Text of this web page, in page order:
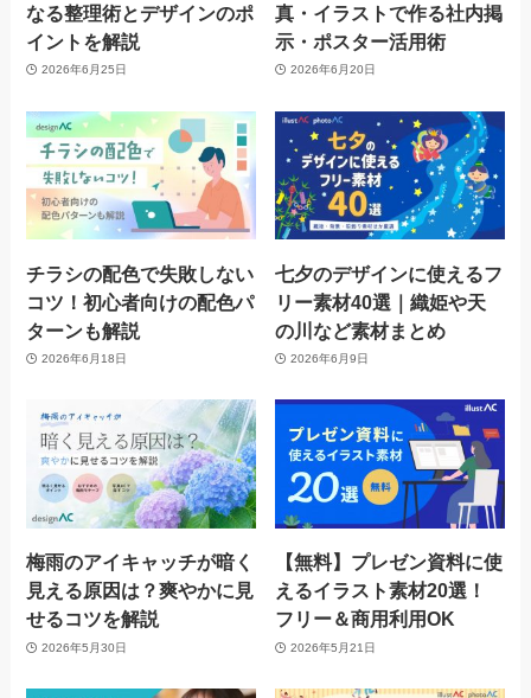
なる整理術とデザインのポ
イントを解説
2026年6月25日
真・イラストで作る社内掲
示・ポスター活用術
2026年6月20日
チラシの配色で失敗しない
コツ！初心者向けの配色パ
ターンも解説
2026年6月18日
七夕のデザインに使えるフ
リー素材40選｜織姫や天
の川など素材まとめ
2026年6月9日
梅雨のアイキャッチが暗く
見える原因は？爽やかに見
せるコツを解説
2026年5月30日
【無料】プレゼン資料に使
えるイラスト素材20選！
フリー＆商用利用OK
2026年5月21日